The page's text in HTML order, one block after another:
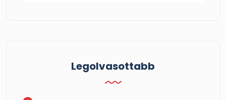
Legolvasottabb